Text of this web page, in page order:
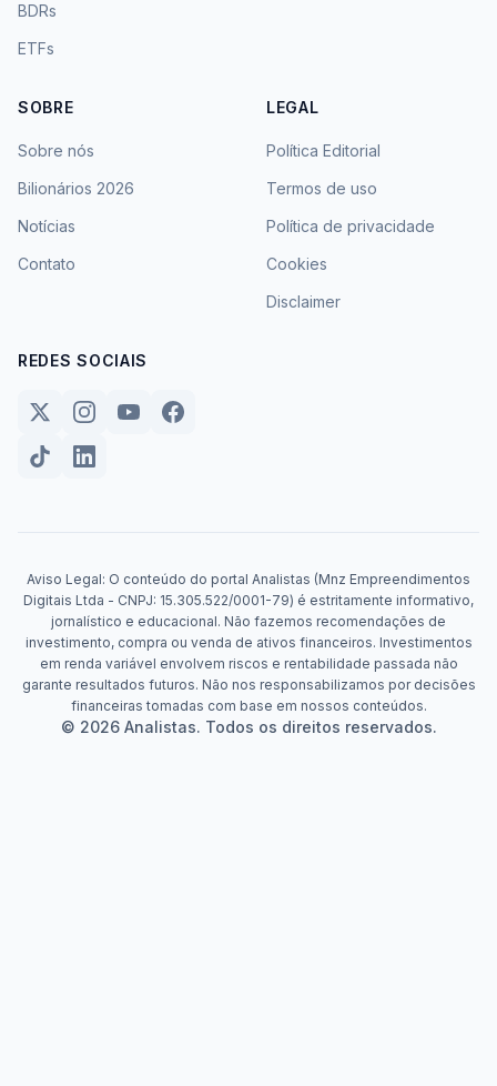
BDRs
ETFs
SOBRE
Sobre nós
Bilionários 2026
Notícias
Contato
LEGAL
Política Editorial
Termos de uso
Política de privacidade
Cookies
Disclaimer
REDES SOCIAIS
Aviso Legal: O conteúdo do portal Analistas (Mnz Empreendimentos
Digitais Ltda - CNPJ: 15.305.522/0001-79) é estritamente informativo,
jornalístico e educacional. Não fazemos recomendações de
investimento, compra ou venda de ativos financeiros. Investimentos
em renda variável envolvem riscos e rentabilidade passada não
garante resultados futuros. Não nos responsabilizamos por decisões
financeiras tomadas com base em nossos conteúdos.
© 2026 Analistas. Todos os direitos reservados.